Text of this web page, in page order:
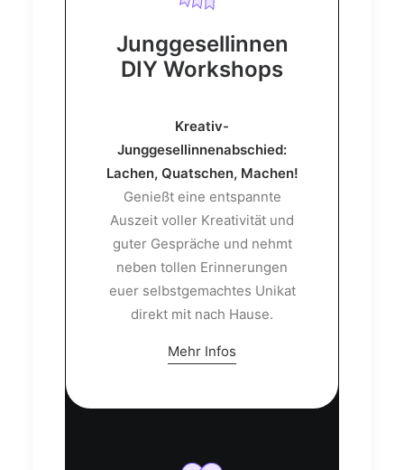
Junggesellinnen
DIY Workshops
Kreativ-
Junggesellinnenabschied:
Lachen, Quatschen, Machen!
Genießt eine entspannte
Auszeit voller Kreativität und
guter Gespräche und nehmt
neben tollen Erinnerungen
euer selbstgemachtes Unikat
direkt mit nach Hause.
Mehr Infos